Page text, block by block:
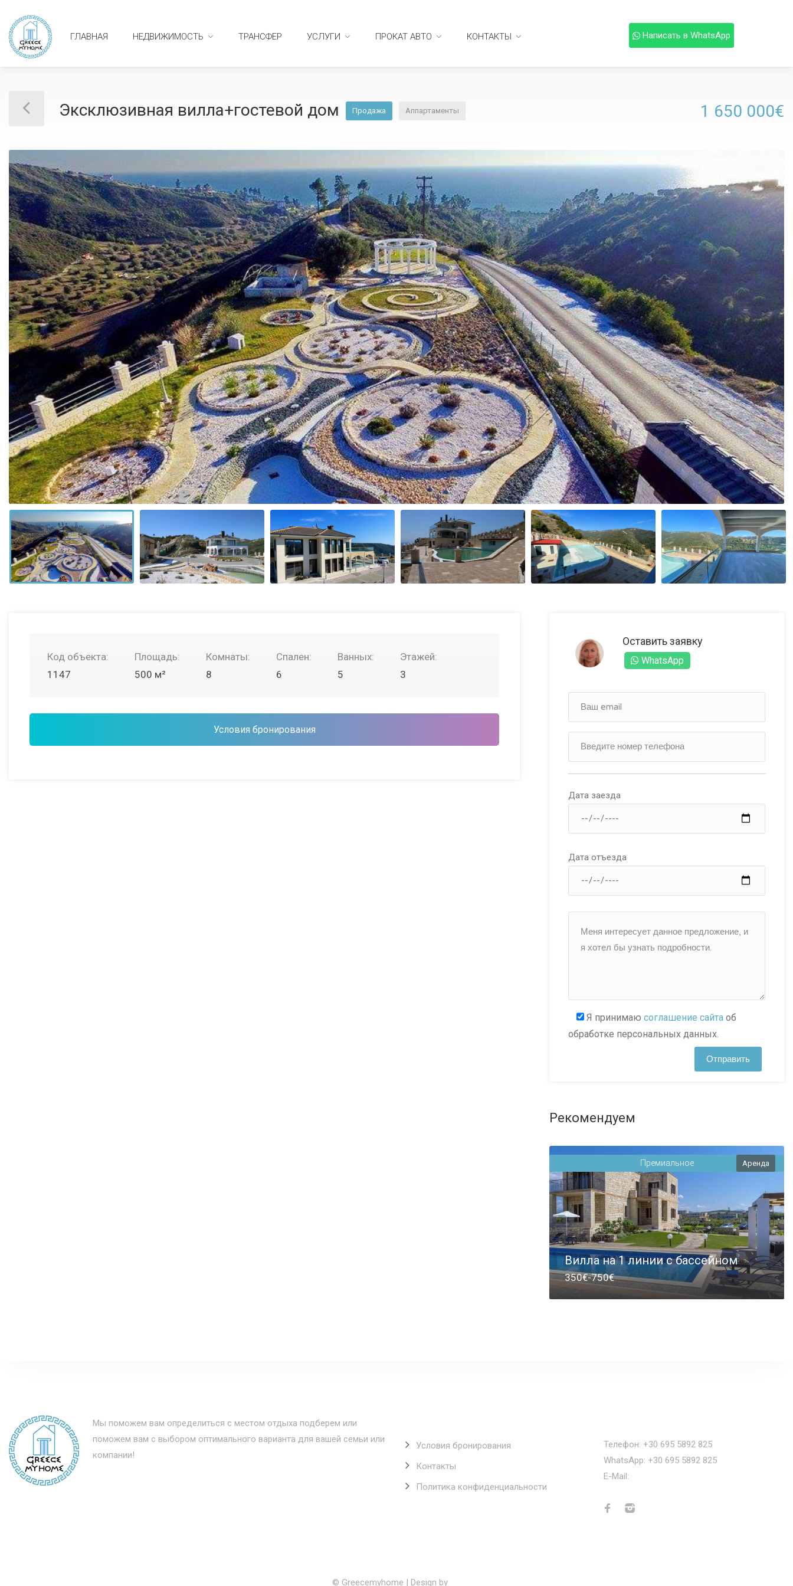
ГЛАВНАЯ НЕДВИЖИМОСТЬ ТРАНСФЕР УСЛУГИ ПРОКАТ АВТО КОНТАКТЫ Написать в WhatsApp
Эксклюзивная вилла+гостевой дом Продажа Аппартаменты 1 650 000€
Код объекта:
1147
Площадь:
500 м²
Комнаты:
8
Спален:
6
Ванных:
5
Этажей:
3
Условия бронирования
Оставить заявку
WhatsApp
Дата заезда
Дата отъезда
Я принимаю соглашение сайта об
обработке персональных данных.
Рекомендуем
Премиальное Аренда
Вилла на 1 линии с бассейном
350€-750€
Мы поможем вам определиться с местом отдыха подберем или
поможем вам с выбором оптимального варианта для вашей семьи или
компании!
Условия бронирования
Контакты
Политика конфиденциальности
Телефон: +30 695 5892 825
WhatsApp: +30 695 5892 825
E-Mail:
© Greecemyhome | Design by